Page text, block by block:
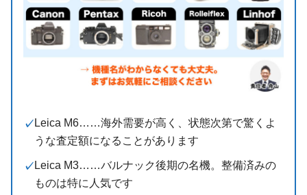
Leica M6……海外需要が高く、状態次第で驚くよ
うな査定額になることがあります
Leica M3……バルナック後期の名機。整備済みの
ものは特に人気です